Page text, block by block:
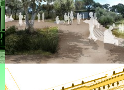
lauréats du concours de maîtrise
d’œuvre pour la requalification de
l’ensemble scolaire de la Cordeille
(83)
En savoir +
PORTO POOL PROMENADE